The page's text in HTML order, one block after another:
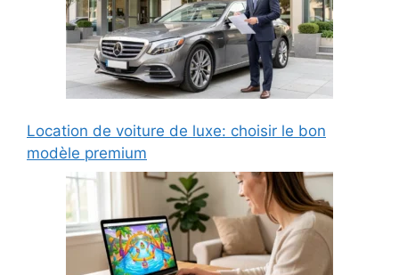
Location de voiture de luxe: choisir le bon
modèle premium